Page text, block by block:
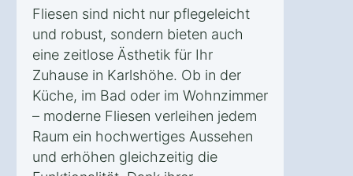
Fliesen sind nicht nur pflegeleicht
und robust, sondern bieten auch
eine zeitlose Ästhetik für Ihr
Zuhause in Karlshöhe. Ob in der
Küche, im Bad oder im Wohnzimmer
– moderne Fliesen verleihen jedem
Raum ein hochwertiges Aussehen
und erhöhen gleichzeitig die